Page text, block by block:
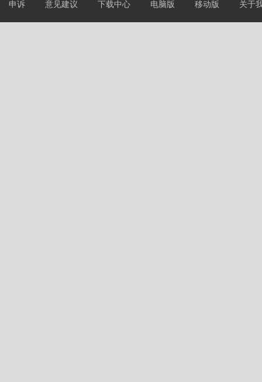
申诉 意见建议 下载中心 电脑版 移动版 关于